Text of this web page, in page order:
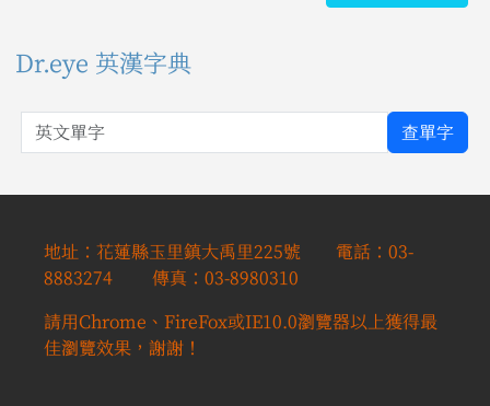
Dr.eye 英漢字典
英文單字 查單字
地址：花蓮縣玉里鎮大禹里225號 電話：03-
8883274 傳真：03-8980310
請用Chrome、FireFox或IE10.0瀏覽器以上獲得最
佳瀏覽效果，謝謝！